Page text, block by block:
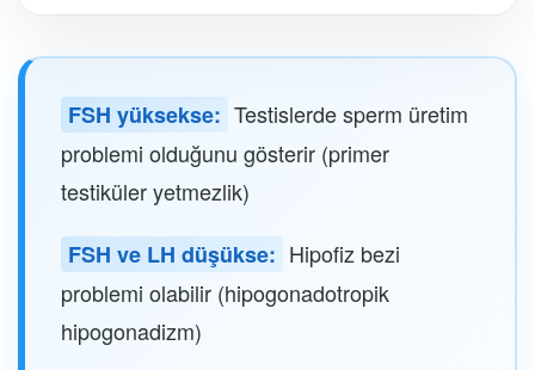
FSH yüksekse: Testislerde sperm üretim
problemi olduğunu gösterir (primer
testiküler yetmezlik)
FSH ve LH düşükse: Hipofiz bezi
problemi olabilir (hipogonadotropik
hipogonadizm)